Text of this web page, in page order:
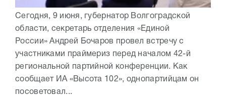
Сегодня, 9 июня, губернатор Волгоградской
области, секретарь отделения «Единой
России» Андрей Бочаров провел встречу с
участниками праймериз перед началом 42-й
региональной партийной конференции. Как
сообщает ИА «Высота 102», однопартийцам он
посоветовал...